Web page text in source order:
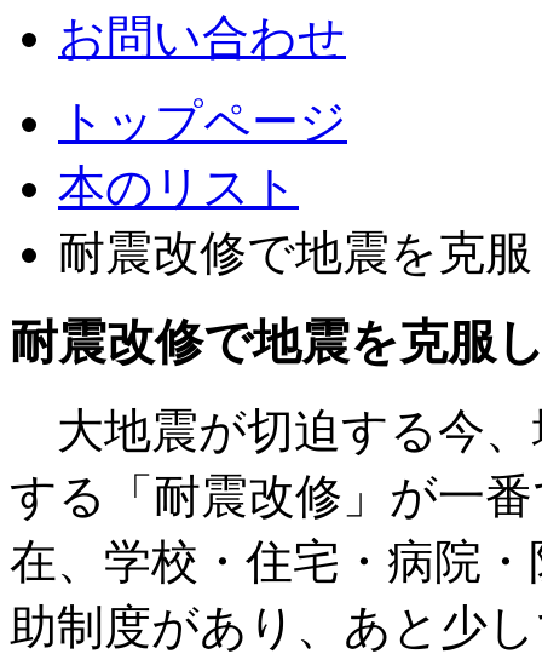
お問い合わせ
トップページ
本のリスト
耐震改修で地震を克
耐震改修で地震を克服
大地震が切迫する今
する「耐震改修」が一
在、学校・住宅・病院
助制度があり、あと少